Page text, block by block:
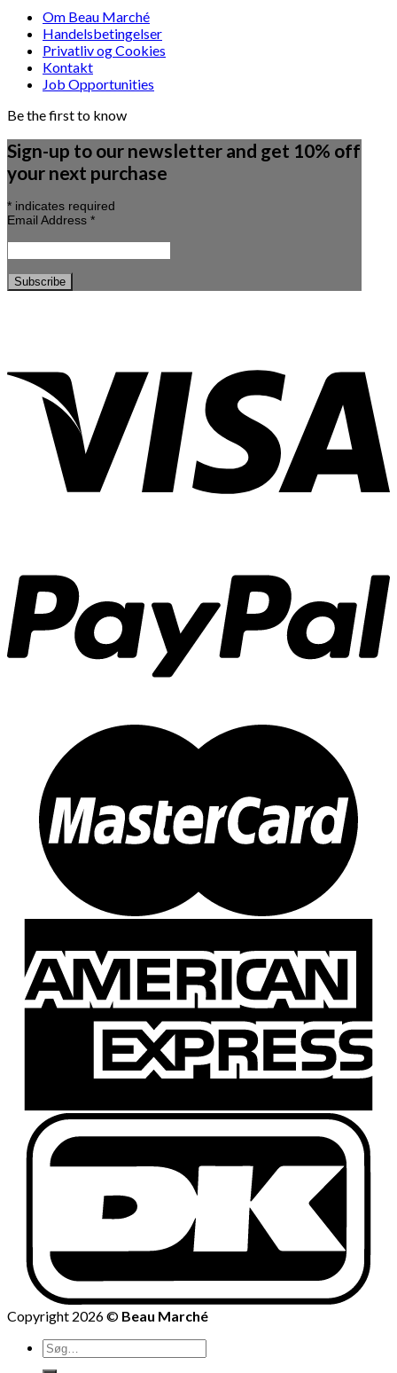
Om Beau Marché
Handelsbetingelser
Privatliv og Cookies
Kontakt
Job Opportunities
Be the first to know
Sign-up to our newsletter and get 10% off
your next purchase
* indicates required
Email Address *
Copyright 2026 © Beau Marché
Søg
efter: